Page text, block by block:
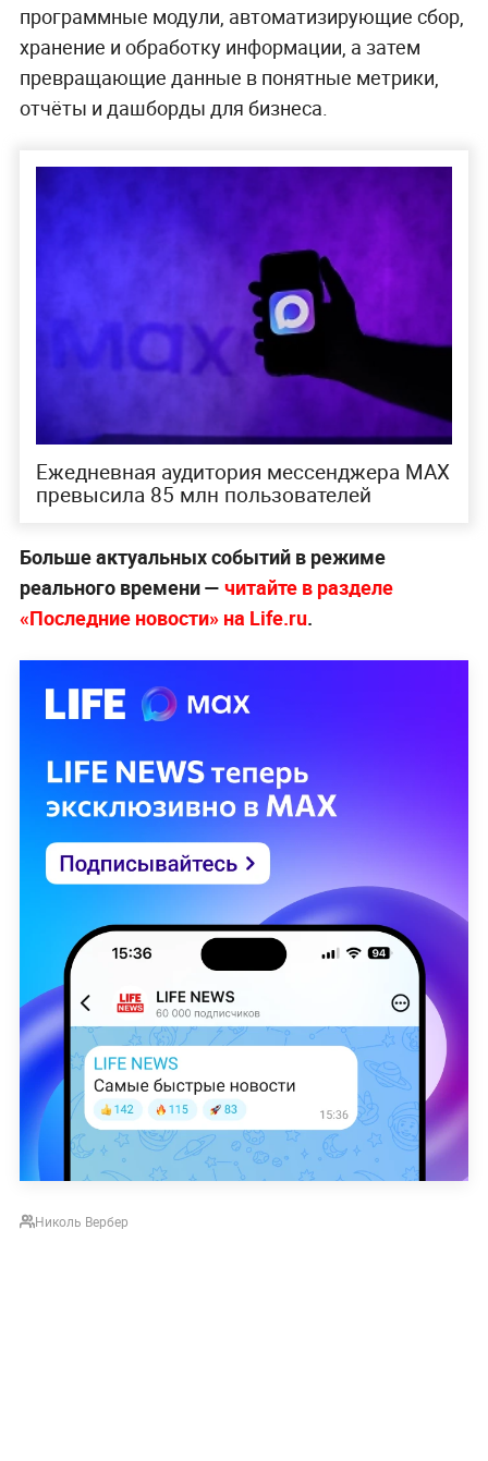
программные модули, автоматизирующие сбор,
хранение и обработку информации, а затем
превращающие данные в понятные метрики,
отчёты и дашборды для бизнеса.
Ежедневная аудитория мессенджера MAX
превысила 85 млн пользователей
Больше актуальных событий в режиме
реального времени — читайте в разделе
«Последние новости» на Life.ru.
Николь Вербер